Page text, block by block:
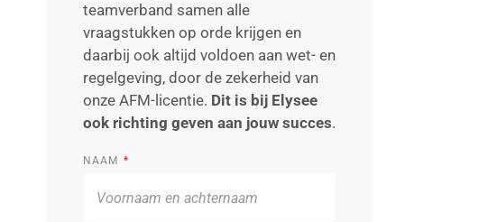
teamverband samen alle
vraagstukken op orde krijgen en
daarbij ook altijd voldoen aan wet- en
regelgeving, door de zekerheid van
onze AFM-licentie. Dit is bij Elysee
ook richting geven aan jouw succes.
NAAM